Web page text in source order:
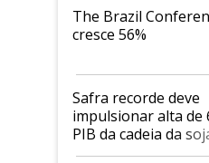
The Brazil
cresce 56%
Safra recorde deve
impulsionar alta de
PIB da cadeia da
biodiesel em 2026